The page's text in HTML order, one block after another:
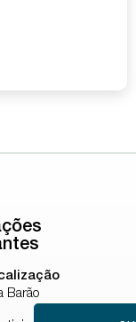
Barão